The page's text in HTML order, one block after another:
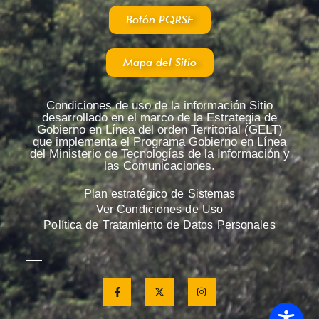
Podio en la San Silvestre de Chía fue para Perú
Chía Disfruto con su Tradicional Carrera de San
Quince Categorías se Corrieron Hoy en la San
Alcalde de Chía Habla de Investigación
Sonrisas de 340 Niños Con Discapacidad
1.350 Adultos Mayores Visitaron Boyaca
Chía Enciende la magia de la Navidad
Botón PQRSF
Mapa del Sitio
Condiciones de uso de la información Sitio
desarrollado en el marco de la Estrategia de
Gobierno en Línea del orden Territorial (GELT)
que implementa el Programa Gobierno en Línea
del Ministerio de Tecnologías de la Información y
las Comunicaciones.
Plan estratégico de Sistemas
Ver Condiciones de Uso
Política de Tratamiento de Datos Personales